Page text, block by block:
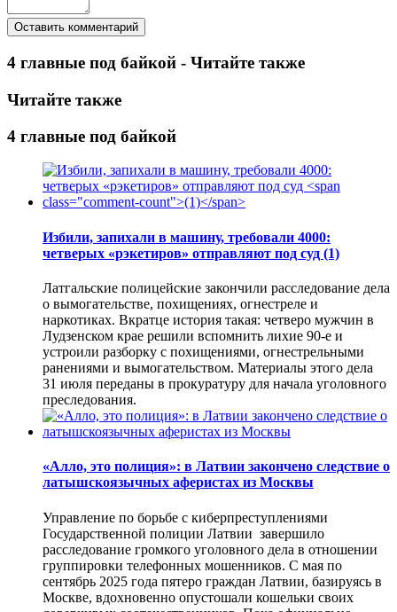
4 главные под байкой - Читайте также
Читайте также
4 главные под байкой
Избили, запихали в машину, требовали 4000:
четверых «рэкетиров» отправляют под суд (1)
Латгальские полицейские закончили расследование дела
о вымогательстве, похищениях, огнестреле и
наркотиках. Вкратце история такая: четверо мужчин в
Лудзенском крае решили вспомнить лихие 90-е и
устроили разборку с похищениями, огнестрельными
ранениями и вымогательством. Материалы этого дела
31 июля переданы в прокуратуру для начала уголовного
преследования.
«Алло, это полиция»: в Латвии закончено следствие о
латышскоязычных аферистах из Москвы
Управление по борьбе с киберпреступлениями
Государственной полиции Латвии завершило
расследование громкого уголовного дела в отношении
группировки телефонных мошенников. С мая по
сентябрь 2025 года пятеро граждан Латвии, базируясь в
Москве, вдохновенно опустошали кошельки своих